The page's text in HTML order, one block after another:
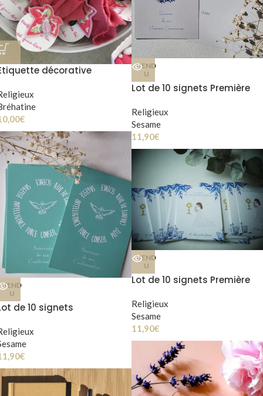
décorative
€
VEND
U
Lot de 10 signets Première
Religieux
Sesame
11,90€
VEND
U
de 10 signets
€
VEND
U
Lot de 10 signets Première
Religieux
Sesame
11,90€